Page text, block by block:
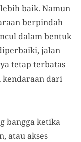
baik. Namun
berpindah
dalam bentuk
jalan
tetap terbatas
kendaraan dari
bangga ketika
atau akses